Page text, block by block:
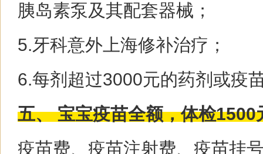
胰岛素泵及其配套器械；
5.牙科意外上海修补治疗；
6.每剂超过3000元的药剂或疫
五、 宝宝疫苗全额，体检1500
疫苗费、疫苗注射费、疫苗挂